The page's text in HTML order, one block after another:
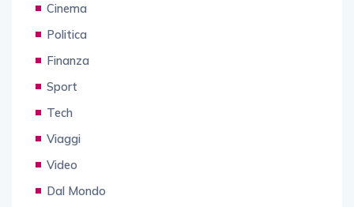
Cinema
Politica
Finanza
Sport
Tech
Viaggi
Video
Dal Mondo